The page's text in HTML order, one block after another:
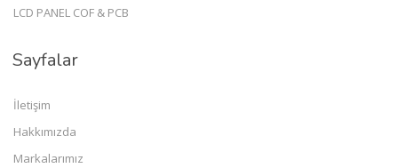
LCD PANEL COF & PCB
Sayfalar
İletişim
Hakkımızda
Markalarımız